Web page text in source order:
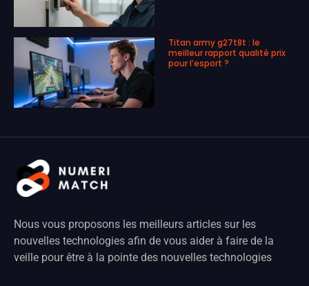
Titan army g27t8t : le
meilleur rapport qualité prix
pour l’esport ?
Nous vous proposons les meilleurs articles sur les
nouvelles technologies afin de vous aider à faire de la
veille pour être à la pointe des nouvelles technologies